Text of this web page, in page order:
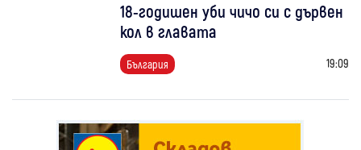
18-годишен уби чичо си с дървен
кол в главата
България 19:09